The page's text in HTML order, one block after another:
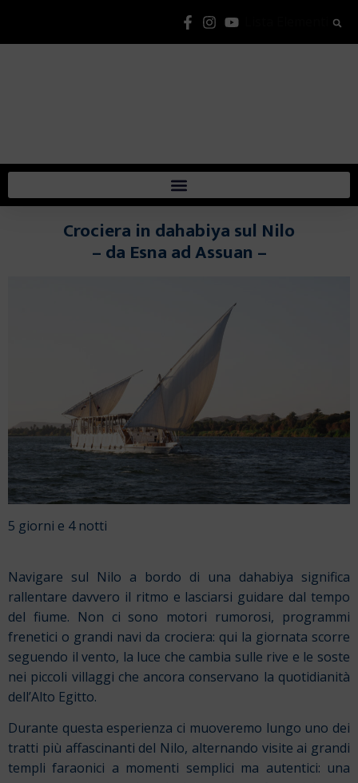
Crociera in dahabiya sul Nilo
– da Esna ad Assuan –
5 giorni e 4 notti
Navigare sul Nilo a bordo di una dahabiya significa
rallentare davvero il ritmo e lasciarsi guidare dal tempo
del fiume. Non ci sono motori rumorosi, programmi
frenetici o grandi navi da crociera: qui la giornata scorre
seguendo il vento, la luce che cambia sulle rive e le soste
nei piccoli villaggi che ancora conservano la quotidianità
dell’Alto Egitto.
Durante questa esperienza ci muoveremo lungo uno dei
tratti più affascinanti del Nilo, alternando visite ai grandi
templi faraonici a momenti semplici ma autentici: una